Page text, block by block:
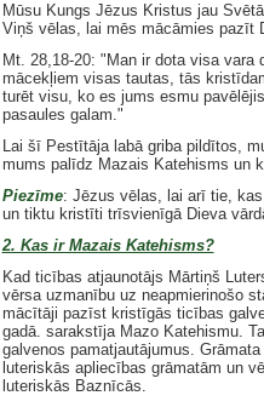
Mūsu Kungs Jēzus Kristus jau
Viņš vēlas, lai mēs mācāmies pazīt
Mt. 28,18-20: "Man ir dota visa
mācekļiem visas tautas, tās
turēt visu, ko es jums esmu
pasaules galam."
Lai šī Pestītāja labā griba pildītos,
mums palīdz Mazais Katehisms un
Piezīme: Jēzus vēlas, lai arī tie,
un tiktu kristīti trīsvienīgā Dieva
2. Kas ir Mazais Katehisms?
Kad ticības atjaunotājs Mārtiņš
vērsa uzmanību uz neapmierinošo
mācītāji pazīst kristīgās ticības
gadā. sarakstīja Mazo Katehismu.
galvenos pamatjautājumus.
luteriskās apliecības grāmatām un
luteriskās Baznīcās.